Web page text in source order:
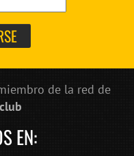
de la red de
EN: